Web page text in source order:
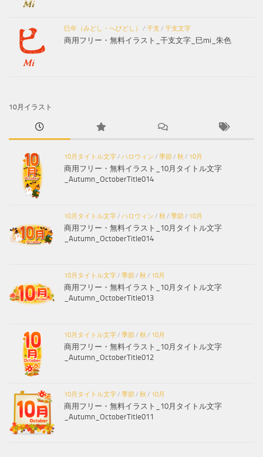
巳年（みどし・へびどし） / 干支 / 干支文字
商用フリー・無料イラスト_干支文字_巳mi_朱色
10月イラスト
10月タイトル文字/ ハロウィン / 季節/ 秋 / 10月
商用フリー・無料イラスト_10月タイトル文字
_Autumn_OctoberTitle014
10月タイトル文字/ ハロウィン / 秋 / 季節/ 10月
商用フリー・無料イラスト_10月タイトル文字
_Autumn_OctoberTitle014
10月タイトル文字/ 季節/ 秋 / 10月
商用フリー・無料イラスト_10月タイトル文字
_Autumn_OctoberTitle013
10月タイトル文字/ 季節/ 秋 / 10月
商用フリー・無料イラスト_10月タイトル文字
_Autumn_OctoberTitle012
10月タイトル文字/ 季節/ 秋 / 10月
商用フリー・無料イラスト_10月タイトル文字
_Autumn_OctoberTitle011